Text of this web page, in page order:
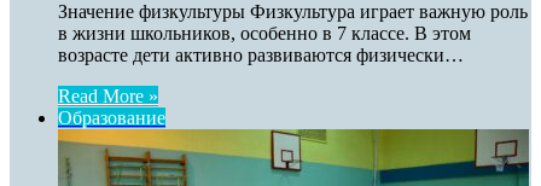
Значение физкультуры Физкультура играет важную роль
в жизни школьников, особенно в 7 классе. В этом
возрасте дети активно развиваются физически…
Read More »
Образование